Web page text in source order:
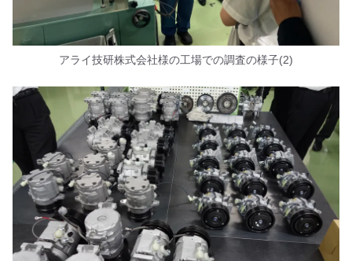
アライ技研株式会社様の工場での調査の様子(2)